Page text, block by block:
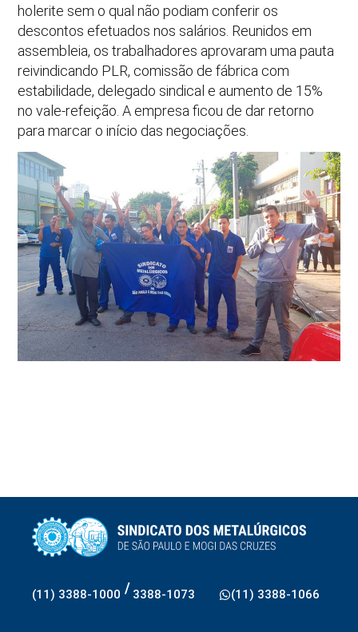
holerite sem o qual não podiam conferir os
descontos efetuados nos salários. Reunidos em
assembleia, os trabalhadores aprovaram uma pauta
reivindicando PLR, comissão de fábrica com
estabilidade, delegado sindical e aumento de 15%
no vale-refeição. A empresa ficou de dar retorno
para marcar o início das negociações.
(11) 3388-1000 / 3388-1073 (11) 3388-1066